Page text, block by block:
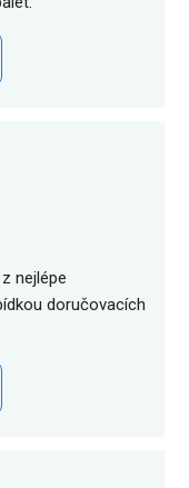
nejlépe
doručovacích